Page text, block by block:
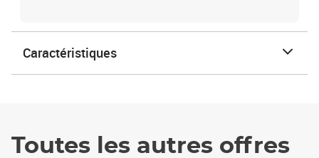
Caractéristiques
Toutes les autres offres